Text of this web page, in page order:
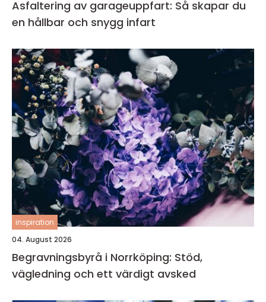
Asfaltering av garageuppfart: Så skapar du
en hållbar och snygg infart
inspiration
04. August 2026
Begravningsbyrå i Norrköping: Stöd,
vägledning och ett värdigt avsked